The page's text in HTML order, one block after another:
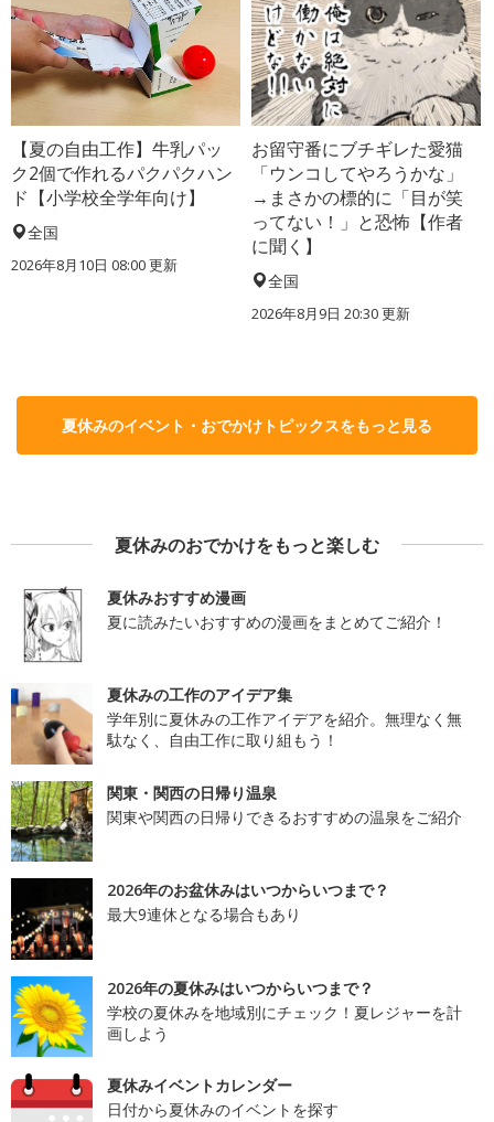
【夏の自由工作】牛乳パッ
ク2個で作れるパクパクハン
ド【小学校全学年向け】
全国
2026年8月10日 08:00更新
お留守番にブチギレた愛猫
「ウンコしてやろうかな」
→まさかの標的に「目が笑
ってない！」と恐怖【作者
に聞く】
全国
2026年8月9日 20:30更新
夏休みのイベント・おでかけトピックスをもっと見る
夏休みのおでかけをもっと楽しむ
夏休みおすすめ漫画
夏に読みたいおすすめの漫画をまとめてご紹介！
夏休みの工作のアイデア集
学年別に夏休みの工作アイデアを紹介。無理なく無
駄なく、自由工作に取り組もう！
関東・関西の日帰り温泉
関東や関西の日帰りできるおすすめの温泉をご紹介
2026年のお盆休みはいつからいつまで？
最大9連休となる場合もあり
2026年の夏休みはいつからいつまで？
学校の夏休みを地域別にチェック！夏レジャーを計
画しよう
夏休みイベントカレンダー
日付から夏休みのイベントを探す